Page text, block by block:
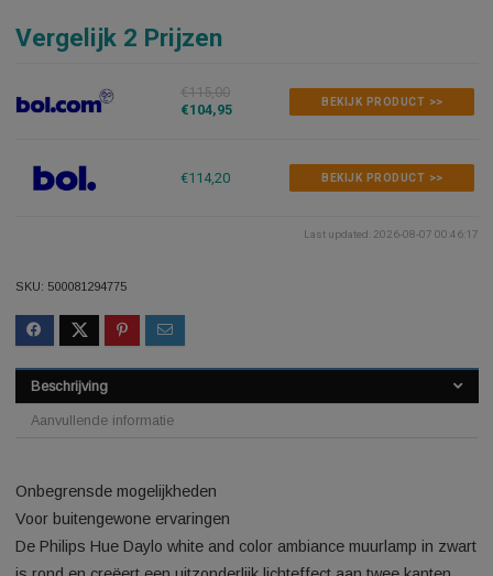
Vergelijk 2 Prijzen
€115,00
SKU:500081294775
Beschrijving
Aanvullende informatie